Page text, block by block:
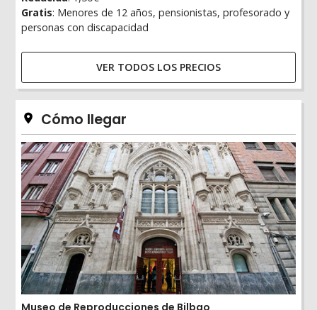
Gratis: Menores de 12 años, pensionistas, profesorado y
personas con discapacidad
VER TODOS LOS PRECIOS
Cómo llegar